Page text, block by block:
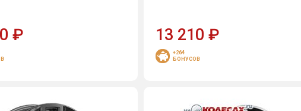
₽ 13 210₽
+264
БОНУСОВ